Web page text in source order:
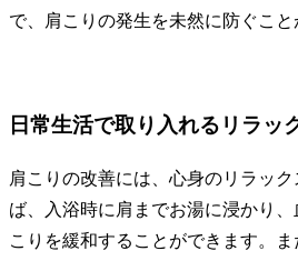
で、肩こりの発生を未然に防ぐこと
日常生活で取り入れるリラッ
肩こりの改善には、心身のリラッ
ば、入浴時に肩までお湯に浸かり
こりを緩和することができます。